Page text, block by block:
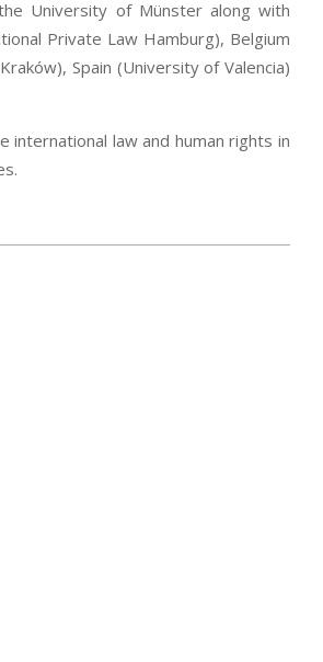
University of Münster along with
Private Law Hamburg), Belgium
Spain (University of Valencia)
law and human rights in